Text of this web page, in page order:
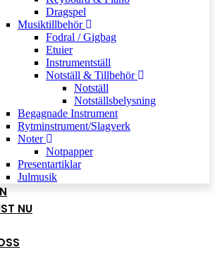
Dragspel
Musiktillbehör
Fodral / Gigbag
Etuier
Instrumentställ
Notställ & Tillbehör
Notställ
Notställsbelysning
Begagnade Instrument
Rytminstrument/Slagverk
Noter
Notpapper
Presentartiklar
Julmusik
NU